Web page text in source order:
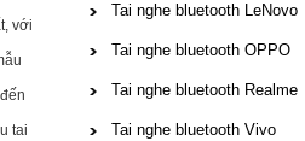
với
tai
Tai nghe bluetooth LeNovo
Tai nghe bluetooth OPPO
Tai nghe bluetooth Realme
Tai nghe bluetooth Vivo